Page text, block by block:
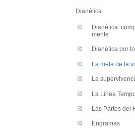
Dianética
Dianética:
mente
Dianética por
La meta de la
La
La Línea
Las Partes del
Engramas